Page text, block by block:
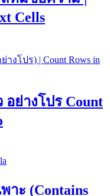
Cells
ย่างโปร Count
าะ (Contains